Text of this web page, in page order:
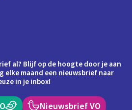
al? Blijf op de hoogte door je aan
elke maand een nieuwsbrief naar
in je inbox!
Nieuwsbrief VO